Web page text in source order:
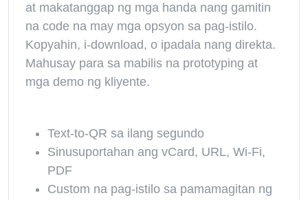
at makatanggap ng mga handa nang gamitin
na code na may mga opsyon sa pag-istilo.
Kopyahin, i-download, o ipadala nang direkta.
Mahusay para sa mabilis na prototyping at
mga demo ng kliyente.
Text-to-QR sa ilang segundo
Sinusuportahan ang vCard, URL, Wi-Fi,
PDF
Custom na pag-istilo sa pamamagitan ng